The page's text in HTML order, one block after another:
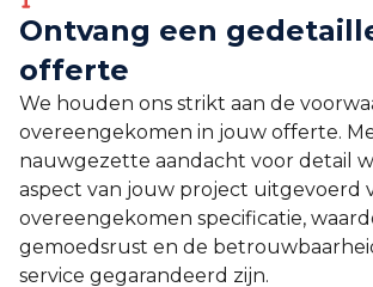
Ontvang een
offerte
We houden ons strikt aan de
overeengekomen in jouw offerte.
nauwgezette aandacht voor detail
aspect van jouw project uitgevoerd
overeengekomen specificatie,
gemoedsrust en de
service gegarandeerd zijn.